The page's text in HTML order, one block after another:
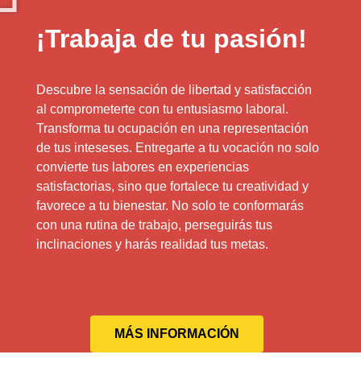
¡Trabaja de tu pasión!
Descubre la sensación de libertad y satisfacción
al comprometerte con tu entusiasmo laboral.
Transforma tu ocupación en una representación
de tus inteseses. Entregarte a tu vocación no solo
convierte tus labores en experiencias
satisfactorias, sino que fortalece tu creatividad y
favorece a tu bienestar. No solo te conformarás
con una rutina de trabajo, perseguirás tus
inclinaciones y harás realidad tus metas.
MÁS INFORMACIÓN